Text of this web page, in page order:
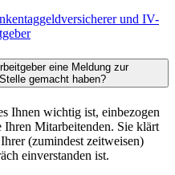
und IV-
eine Meldung zur
gemacht haben?
Ihnen wichtig ist, einbezogen
Mitarbeitenden. Sie klärt
(zumindest zeitweisen)
einverstanden ist.